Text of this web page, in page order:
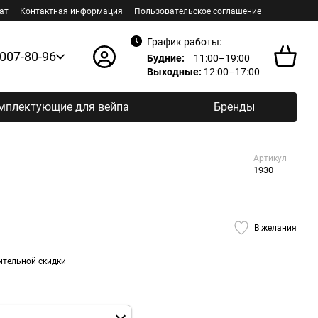
Контактная информация Пользовательское соглашение
80-96
График работы:
Будние:
11:00–19:00
Выходные: 12:00–17:00
для вейпа Бренды
Артикул
1930
В желания
скидки